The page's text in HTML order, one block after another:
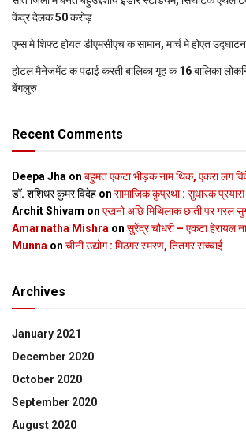
केंद्र देलक 50 करोड़
एम्स मे शिफ्ट होयत डीएमसीएच क सामान, मार्च मे होएत
होटल मैनेजमेंट क पढ़ाई करती बालिका गृह क 16 बालिका
बेंगलुरु
Recent Comments
Deepa Jha on बहुमत एकटा भीड़क नाम थिक, एकरा लग
डॉ. शशिधर कुमर विदेह on सामाजिक कुप्रथा : सुधारक प्रयास
Archit Shivam on एखनो अछि मिथिलाक छाती पर गरल
Amarnatha Mishra on सुरेंद्र चौधरी – एकटा हेरायल
Munna on चीनी उद्योग : मिठगर स्‍मरण, तितगर सच्‍चाई
Archives
January 2021
December 2020
October 2020
September 2020
August 2020